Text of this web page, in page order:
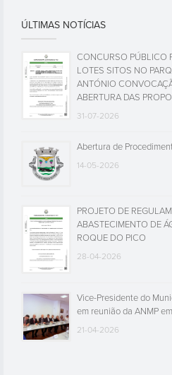
ÚLTIMAS NOTÍCIAS
CONCURSO PÚBLICO
LOTES SITOS NO
ANTÓNIO
ABERTURA DAS
31-07-2026
Abertura de
14-05-2026
PROJETO DE
ABASTECIMENTO DE
ROQUE DO PICO
28-04-2026
Vice-Presidente do
em reunião da ANMP
21-04-2026